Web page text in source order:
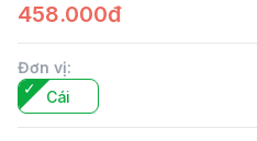
458.000đ
Đơn vị:
Cái